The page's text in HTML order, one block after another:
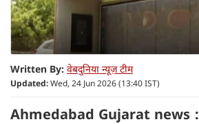
Written By: वेबदुनिया न्यूज़ टीम
Updated:Wed, 24 Jun 2026 (13:40 IST)
Ahmedabad Gujarat news :